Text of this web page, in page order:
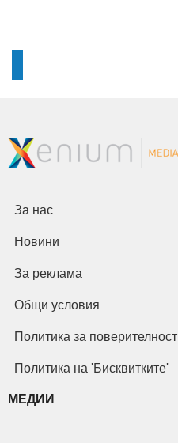
За нас
Новини
За реклама
Общи условия
Политика за поверителност
Политика на 'Бисквитките'
МЕДИИ